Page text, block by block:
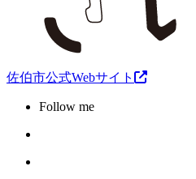
佐伯市公式Webサイト
Follow me